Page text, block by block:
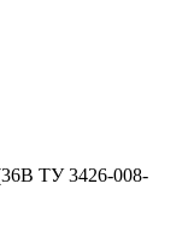
ТУ 3426-008-